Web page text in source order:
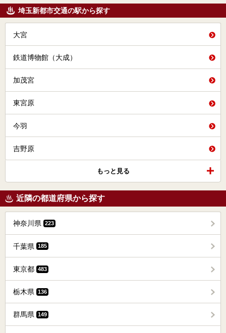
埼玉新都市交通の駅から探す
大宮
鉄道博物館（大成）
加茂宮
東宮原
今羽
吉野原
もっと見る
近隣の都道府県から探す
神奈川県 223
千葉県 185
東京都 483
栃木県 136
群馬県 149